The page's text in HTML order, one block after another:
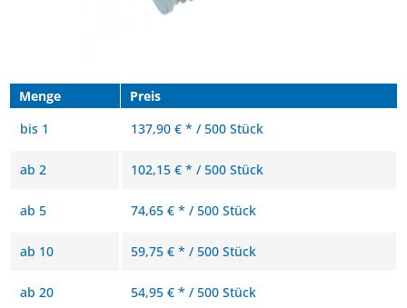
Menge
Preis
bis 1 137,90 € * / 500 Stück
ab 2 102,15 € * / 500 Stück
ab 5 74,65 € * / 500 Stück
ab 10 59,75 € * / 500 Stück
ab 20 54,95 € * / 500 Stück